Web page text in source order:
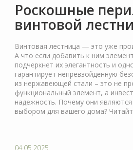
Роскошные
винтовой
Винтовая лестница — это уже
А что если добавить к ним
подчеркнет их элегантность и
гарантирует непревзойденную
из нержавеющей стали – это не
функциональный элемент, а
надежность. Почему они
выбором для вашего дома?
04.05.2025